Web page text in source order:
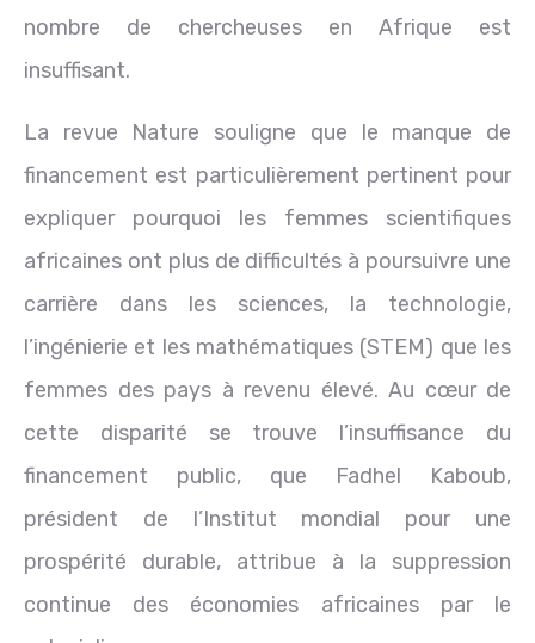
nombre de chercheuses en Afrique est
insuffisant.
La revue Nature souligne que le manque de
financement est particulièrement pertinent pour
expliquer pourquoi les femmes scientifiques
africaines ont plus de difficultés à poursuivre une
carrière dans les sciences, la technologie,
l’ingénierie et les mathématiques (STEM) que les
femmes des pays à revenu élevé. Au cœur de
cette disparité se trouve l’insuffisance du
financement public, que Fadhel Kaboub,
président de l’Institut mondial pour une
prospérité durable, attribue à la suppression
continue des économies africaines par le